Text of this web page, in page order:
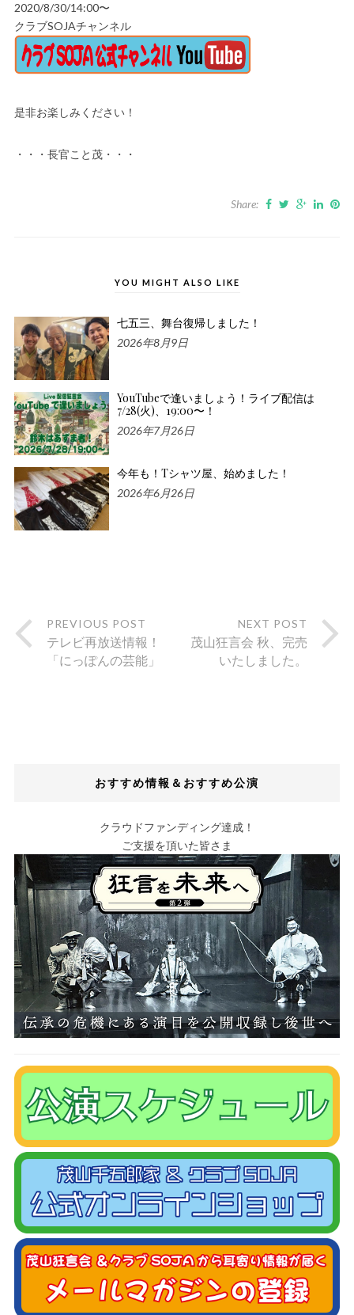
2020/8/30/14:00〜
クラブSOJAチャンネル
是非お楽しみください！
・・・長官こと茂・・・
Share:
YOU MIGHT ALSO LIKE
七五三、舞台復帰しました！
2026年8月9日
YouTubeで逢いましょう！ライブ配信は
7/28(火)、19:00〜！
2026年7月26日
今年も！Tシャツ屋、始めました！
2026年6月26日
PREVIOUS POST
テレビ再放送情報！
「にっぽんの芸能」
NEXT POST
茂山狂言会 秋、完売
いたしました。
おすすめ情報＆おすすめ公演
クラウドファンディング達成！
ご支援を頂いた皆さま